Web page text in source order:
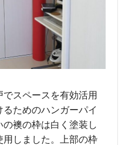
スペースを有効活用
ためのハンガーパイ
襖の枠は白く塗装し
用しました。上部の枠